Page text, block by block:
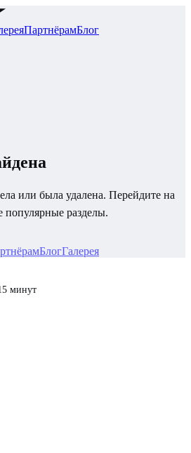
ПартнёрамБлог
или была удалена. Перейдите на
популярные разделы.
БлогГалерея
минут